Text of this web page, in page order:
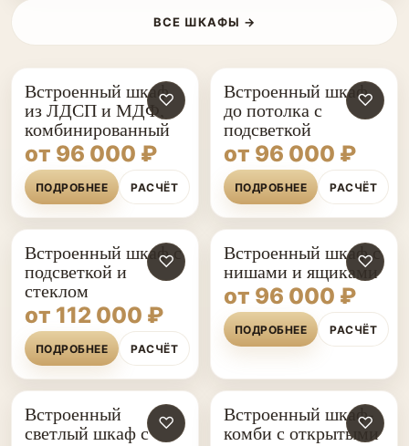
ВСЕ ШКАФЫ →
♡
Встроенный шкаф
из ЛДСП и МДФ,
комбинированный
от 96 000 ₽
ПОДРОБНЕЕ РАСЧЁТ
♡
Встроенный шкаф
до потолка с
подсветкой
от 96 000 ₽
ПОДРОБНЕЕ РАСЧЁТ
♡
Встроенный шкаф с
подсветкой и
стеклом
от 112 000 ₽
ПОДРОБНЕЕ РАСЧЁТ
♡
Встроенный шкаф с
нишами и ящиками
от 96 000 ₽
ПОДРОБНЕЕ РАСЧЁТ
♡
Встроенный
светлый шкаф с ♡
Встроенный шкаф-
комби с открытыми